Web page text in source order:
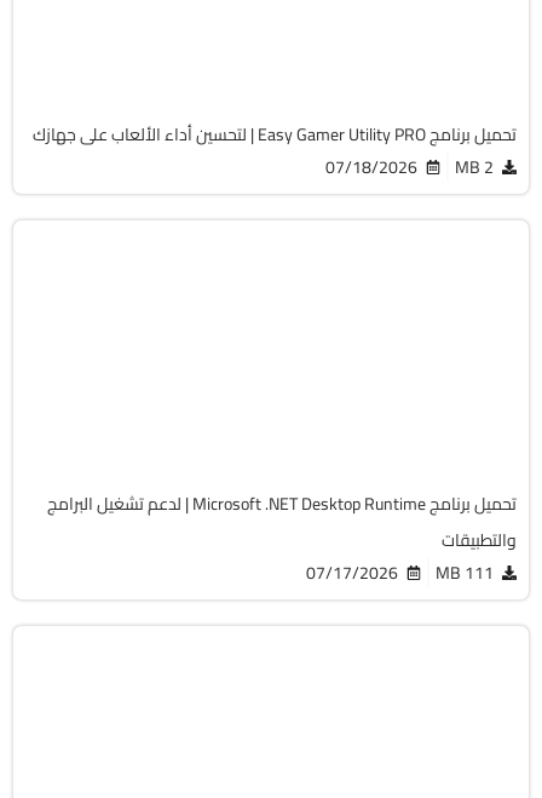
تحميل برنامج Easy Gamer Utility PRO | لتحسين أداء الألعاب على جهازك
2 MB
07/18/2026
تحميل برنامج Microsoft .NET Desktop Runtime | لدعم تشغيل البرامج
والتطبيقات
111 MB
07/17/2026